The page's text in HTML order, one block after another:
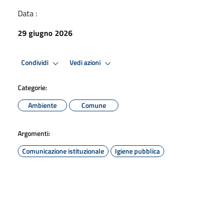
Data :
29 giugno 2026
Condividi Vedi azioni
Categorie:
Ambiente
Comune
Argomenti:
Comunicazione istituzionale
Igiene pubblica